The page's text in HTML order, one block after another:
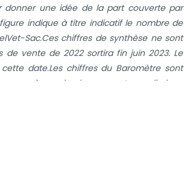
donner une idée de la part couverte par
indique à titre indicatif le nombre de
Sac.Ces chiffres de synthèse ne sont
de vente de 2022 sortira fin juin 2023. Le
date.Les chiffres du Baromètre sont
espèce animale augmente ou diminue